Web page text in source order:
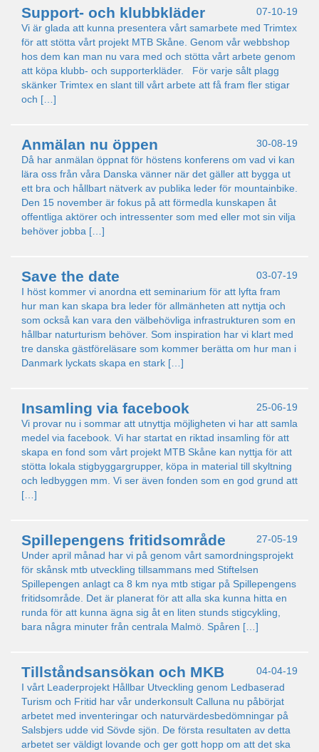
07-10-19
Support- och klubbkläder
Vi är glada att kunna presentera vårt samarbete med Trimtex
för att stötta vårt projekt MTB Skåne. Genom vår webbshop
hos dem kan man nu vara med och stötta vårt arbete genom
att köpa klubb- och supporterkläder. För varje sålt plagg
skänker Trimtex en slant till vårt arbete att få fram fler stigar
och […]
30-08-19
Anmälan nu öppen
Då har anmälan öppnat för höstens konferens om vad vi kan
lära oss från våra Danska vänner när det gäller att bygga ut
ett bra och hållbart nätverk av publika leder för mountainbike.
Den 15 november är fokus på att förmedla kunskapen åt
offentliga aktörer och intressenter som med eller mot sin vilja
behöver jobba […]
03-07-19
Save the date
I höst kommer vi anordna ett seminarium för att lyfta fram
hur man kan skapa bra leder för allmänheten att nyttja och
som också kan vara den välbehövliga infrastrukturen som en
hållbar naturturism behöver. Som inspiration har vi klart med
tre danska gästföreläsare som kommer berätta om hur man i
Danmark lyckats skapa en stark […]
25-06-19
Insamling via facebook
Vi provar nu i sommar att utnyttja möjligheten vi har att samla
medel via facebook. Vi har startat en riktad insamling för att
skapa en fond som vårt projekt MTB Skåne kan nyttja för att
stötta lokala stigbyggargrupper, köpa in material till skyltning
och ledbyggen mm. Vi ser även fonden som en god grund att
[…]
27-05-19
Spillepengens fritidsområde
Under april månad har vi på genom vårt samordningsprojekt
för skånsk mtb utveckling tillsammans med Stiftelsen
Spillepengen anlagt ca 8 km nya mtb stigar på Spillepengens
fritidsområde. Det är planerat för att alla ska kunna hitta en
runda för att kunna ägna sig åt en liten stunds stigcykling,
bara några minuter från centrala Malmö. Spåren […]
04-04-19
Tillståndsansökan och MKB
I vårt Leaderprojekt Hållbar Utveckling genom Ledbaserad
Turism och Fritid har vår underkonsult Calluna nu påbörjat
arbetet med inventeringar och naturvärdesbedömningar på
Salsbjers udde vid Sövde sjön. De första resultaten av detta
arbetet ser väldigt lovande och ger gott hopp om att det ska